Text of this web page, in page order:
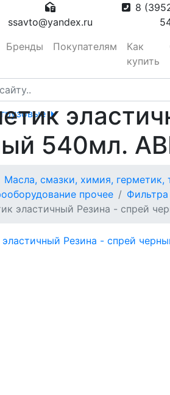
ssavto@yandex.ru
8
Бренды Покупателям
Как
купить
540мл.
Масла, смазки, химия, герметик,
прочее
эластичный Резина - спрей